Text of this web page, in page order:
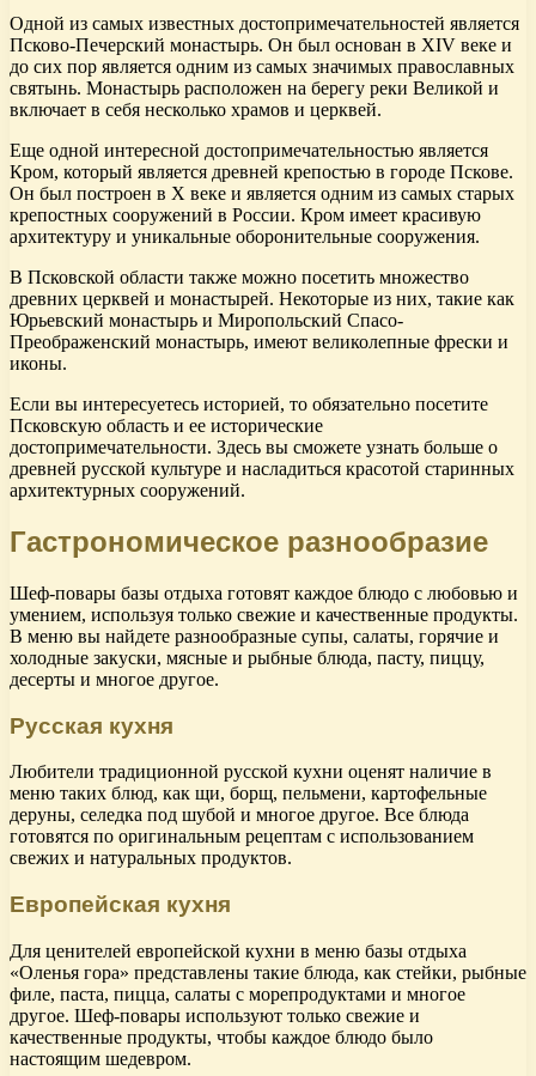
Одной из самых известных достопримечательностей является
Псково-Печерский монастырь. Он был основан в XIV веке и
до сих пор является одним из самых значимых православных
святынь. Монастырь расположен на берегу реки Великой и
включает в себя несколько храмов и церквей.
Еще одной интересной достопримечательностью является
Кром, который является древней крепостью в городе Пскове.
Он был построен в X веке и является одним из самых старых
крепостных сооружений в России. Кром имеет красивую
архитектуру и уникальные оборонительные сооружения.
В Псковской области также можно посетить множество
древних церквей и монастырей. Некоторые из них, такие как
Юрьевский монастырь и Миропольский Спасо-
Преображенский монастырь, имеют великолепные фрески и
иконы.
Если вы интересуетесь историей, то обязательно посетите
Псковскую область и ее исторические
достопримечательности. Здесь вы сможете узнать больше о
древней русской культуре и насладиться красотой старинных
архитектурных сооружений.
Гастрономическое разнообразие
Шеф-повары базы отдыха готовят каждое блюдо с любовью и
умением, используя только свежие и качественные продукты.
В меню вы найдете разнообразные супы, салаты, горячие и
холодные закуски, мясные и рыбные блюда, пасту, пиццу,
десерты и многое другое.
Русская кухня
Любители традиционной русской кухни оценят наличие в
меню таких блюд, как щи, борщ, пельмени, картофельные
деруны, селедка под шубой и многое другое. Все блюда
готовятся по оригинальным рецептам с использованием
свежих и натуральных продуктов.
Европейская кухня
Для ценителей европейской кухни в меню базы отдыха
«Оленья гора» представлены такие блюда, как стейки, рыбные
филе, паста, пицца, салаты с морепродуктами и многое
другое. Шеф-повары используют только свежие и
качественные продукты, чтобы каждое блюдо было
настоящим шедевром.